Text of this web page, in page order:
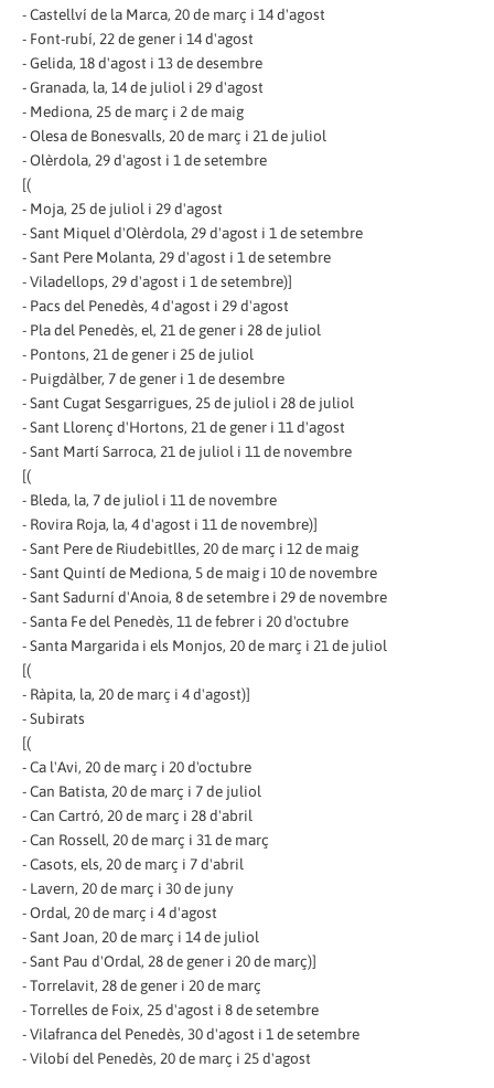
- Castellví de la Marca, 20 de març i 14 d'agost
- Font-rubí, 22 de gener i 14 d'agost
- Gelida, 18 d'agost i 13 de desembre
- Granada, la, 14 de juliol i 29 d'agost
- Mediona, 25 de març i 2 de maig
- Olesa de Bonesvalls, 20 de març i 21 de juliol
- Olèrdola, 29 d'agost i 1 de setembre
[(
- Moja, 25 de juliol i 29 d'agost
- Sant Miquel d'Olèrdola, 29 d'agost i 1 de setembre
- Sant Pere Molanta, 29 d'agost i 1 de setembre
- Viladellops, 29 d'agost i 1 de setembre)]
- Pacs del Penedès, 4 d'agost i 29 d'agost
- Pla del Penedès, el, 21 de gener i 28 de juliol
- Pontons, 21 de gener i 25 de juliol
- Puigdàlber, 7 de gener i 1 de desembre
- Sant Cugat Sesgarrigues, 25 de juliol i 28 de juliol
- Sant Llorenç d'Hortons, 21 de gener i 11 d'agost
- Sant Martí Sarroca, 21 de juliol i 11 de novembre
[(
- Bleda, la, 7 de juliol i 11 de novembre
- Rovira Roja, la, 4 d'agost i 11 de novembre)]
- Sant Pere de Riudebitlles, 20 de març i 12 de maig
- Sant Quintí de Mediona, 5 de maig i 10 de novembre
- Sant Sadurní d'Anoia, 8 de setembre i 29 de novembre
- Santa Fe del Penedès, 11 de febrer i 20 d'octubre
- Santa Margarida i els Monjos, 20 de març i 21 de juliol
[(
- Ràpita, la, 20 de març i 4 d'agost)]
- Subirats
[(
- Ca l'Avi, 20 de març i 20 d'octubre
- Can Batista, 20 de març i 7 de juliol
- Can Cartró, 20 de març i 28 d'abril
- Can Rossell, 20 de març i 31 de març
- Casots, els, 20 de març i 7 d'abril
- Lavern, 20 de març i 30 de juny
- Ordal, 20 de març i 4 d'agost
- Sant Joan, 20 de març i 14 de juliol
- Sant Pau d'Ordal, 28 de gener i 20 de març)]
- Torrelavit, 28 de gener i 20 de març
- Torrelles de Foix, 25 d'agost i 8 de setembre
- Vilafranca del Penedès, 30 d'agost i 1 de setembre
- Vilobí del Penedès, 20 de març i 25 d'agost